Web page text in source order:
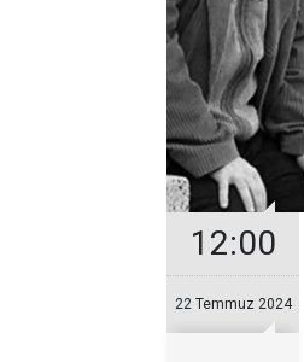
12:00
22 Temmuz 2024